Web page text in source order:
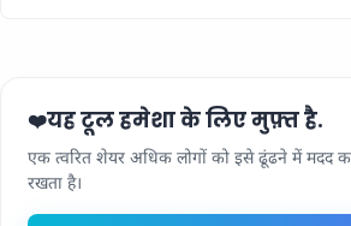
❤️यह टूल हमेशा के लिए मुफ़्त है.
एक त्वरित शेयर अधिक लोगों को इसे ढूंढने में मदद
रखता है।